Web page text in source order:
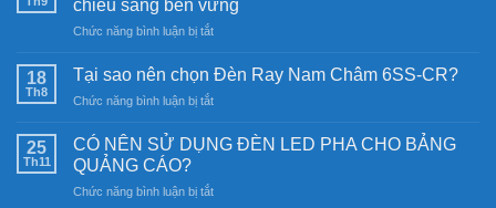
chiếu sáng bền vững
Chức năng bình luận bị tắtở
năng
mặt
Khám
nghệ
18
Th8
Tại sao nên chọn Đèn Ray Nam Châm 6SS-CR?
Chức năng bình luận bị tắtở
sao
Đèn
25
Th11
CÓ NÊN SỬ DỤNG ĐÈN LED PHA CHO BẢNG
QUẢNG CÁO?
Chức năng bình luận bị tắtở